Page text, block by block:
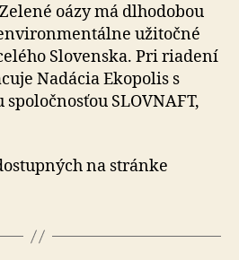
oázy má dlhodobou
užitočné
Slovenska. Pri riadení
Nadácia Ekopolis s
SLOVNAFT,
na stránke